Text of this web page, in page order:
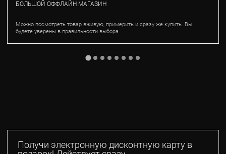
БОЛЬШОЙ ОФФЛАЙН МАГАЗИН
Можно посмотреть товар вживую, примерить и сразу же купить. Вы
будете уверены в правильности выбора
Получи электронную дисконтную карту в